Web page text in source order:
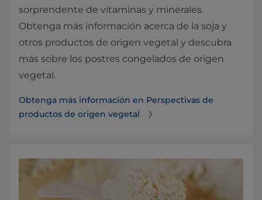
sorprendente de vitaminas y minerales.
Obtenga más información acerca de la soja y
otros productos de origen vegetal y descubra
más sobre los postres congelados de origen
vegetal.
Obtenga más información en Perspectivas de
productos de origen vegetal